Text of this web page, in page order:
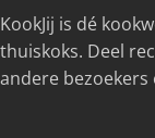
KookJij is dé
thuiskoks. Deel
andere bezoekers